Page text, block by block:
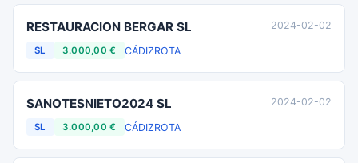
RESTAURACION BERGAR SL
SL 3.000,00 € CÁDIZROTA
2024-02-02
SANOTESNIETO2024 SL
SL 3.000,00 € CÁDIZROTA
2024-02-02